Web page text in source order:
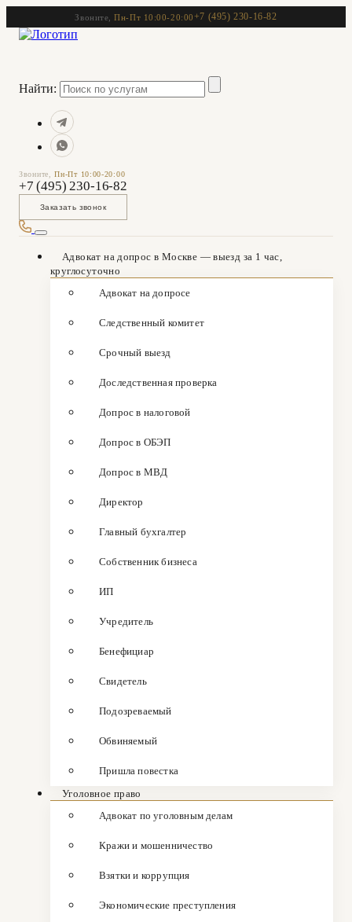
Звоните,Пн-Пт 10:00-20:00+7 (495) 230-16-82
Найти:
Звоните,Пн-Пт 10:00-20:00
+7 (495) 230-16-82
Заказать звонок
Адвокат на допрос в Москве — выезд за 1 час,
круглосуточно
Адвокат на допросе
Следственный комитет
Срочный выезд
Доследственная проверка
Допрос в налоговой
Допрос в ОБЭП
Допрос в МВД
Директор
Главный бухгалтер
Собственник бизнеса
ИП
Учредитель
Бенефициар
Свидетель
Подозреваемый
Обвиняемый
Пришла повестка
Уголовное право
Адвокат по уголовным делам
Кражи и мошенничество
Взятки и коррупция
Экономические преступления